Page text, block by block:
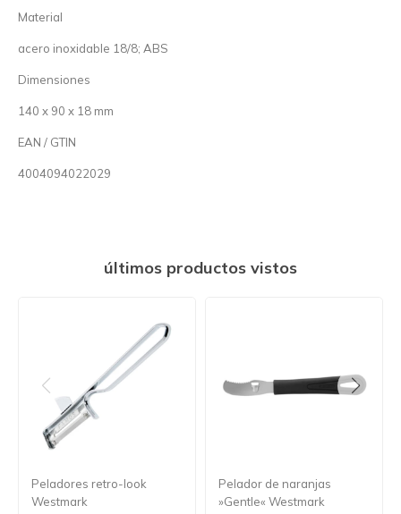
Material
acero inoxidable 18/8; ABS
Dimensiones
140 x 90 x 18 mm
EAN / GTIN
4004094022029
últimos productos vistos
Peladores retro-look
Westmark
Pelador de naranjas
»Gentle« Westmark